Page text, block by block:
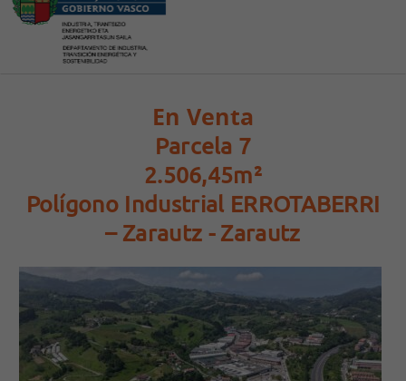
En Venta
Parcela 7
2.506,45m²
Polígono Industrial ERROTABERRI
– Zarautz - Zarautz